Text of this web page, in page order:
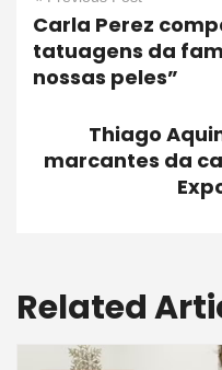
Carla Perez
tatuagens da
nossas peles”
Thiago
marcantes da
Related